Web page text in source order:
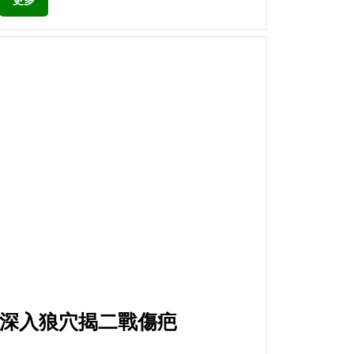
深入狼穴揭二戰傷疤